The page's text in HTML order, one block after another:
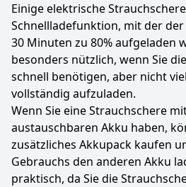
Einige elektrische
Schnellladefunktion, mit der
30 Minuten zu 80% aufgeladen
besonders nützlich, wenn Sie
schnell benötigen, aber nicht
vollständig aufzuladen.
Wenn Sie eine Strauchschere
austauschbaren Akku haben,
zusätzliches Akkupack kaufen
Gebrauchs den anderen Akku
praktisch, da Sie die